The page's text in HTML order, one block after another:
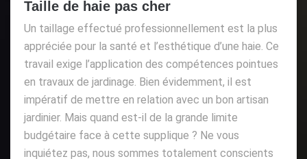
Taille de haie pas cher
Un taillage effectué professionnellement est la plus
appréciée pour la santé et l’esthétique d’une haie. Ce
travail exige l’application des compétences pointues
en travaux de jardinage. Bien évidemment, il est
impératif de mettre en relation avec un bon artisan
jardinier. Mais quand est-il de la grande limite
budgétaire face à cette supplique ? Ne vous
inquiétez pas, nous sommes totalement conscients